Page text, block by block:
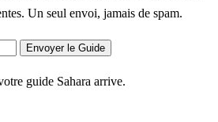
Un seul envoi, jamais de spam.
Envoyer le Guide
guide Sahara arrive.